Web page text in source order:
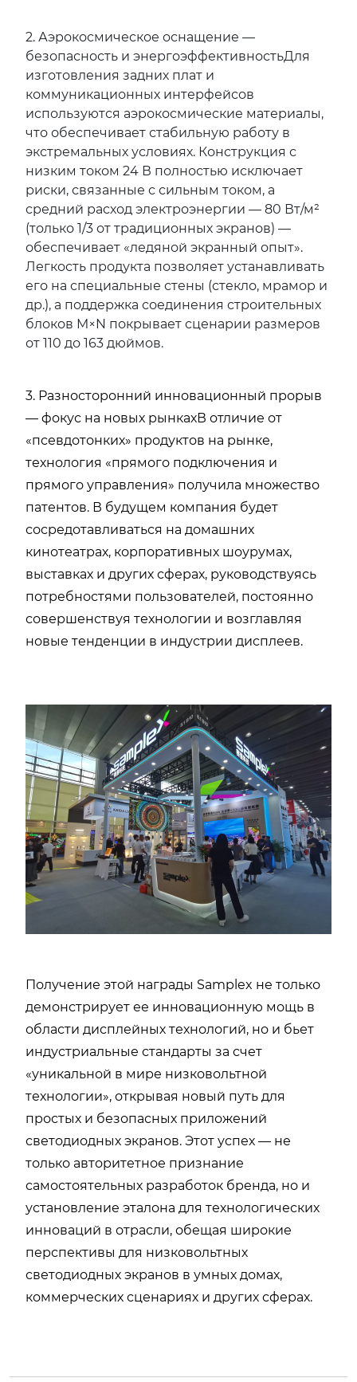
2. Аэрокосмическое оснащение —
безопасность и энергоэффективностьДля
изготовления задних плат и
коммуникационных интерфейсов
используются аэрокосмические материалы,
что обеспечивает стабильную работу в
экстремальных условиях. Конструкция с
низким током 24 В полностью исключает
риски, связанные с сильным током, а
средний расход электроэнергии — 80 Вт/м²
(только 1/3 от традиционных экранов) —
обеспечивает «ледяной экранный опыт».
Легкость продукта позволяет устанавливать
его на специальные стены (стекло, мрамор и
др.), а поддержка соединения строительных
блоков M×N покрывает сценарии размеров
от 110 до 163 дюймов.
3. Разносторонний инновационный прорыв
— фокус на новых рынкахВ отличие от
«псевдотонких» продуктов на рынке,
технология «прямого подключения и
прямого управления» получила множество
патентов. В будущем компания будет
сосредотавливаться на домашних
кинотеатрах, корпоративных шоурумах,
выставках и других сферах, руководствуясь
потребностями пользователей, постоянно
совершенствуя технологии и возглавляя
новые тенденции в индустрии дисплеев.
Получение этой награды Samplex не только
демонстрирует ее инновационную мощь в
области дисплейных технологий, но и бьет
индустриальные стандарты за счет
«уникальной в мире низковольтной
технологии», открывая новый путь для
простых и безопасных приложений
светодиодных экранов. Этот успех — не
только авторитетное признание
самостоятельных разработок бренда, но и
установление эталона для технологических
инноваций в отрасли, обещая широкие
перспективы для низковольтных
светодиодных экранов в умных домах,
коммерческих сценариях и других сферах.